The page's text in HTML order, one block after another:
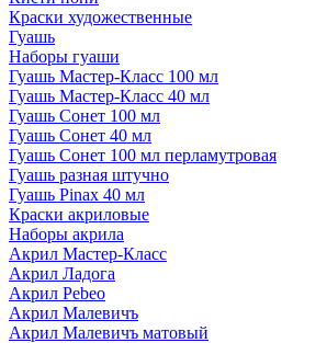
Краски художественные
Гуашь
Наборы гуаши
Гуашь Мастер-Класс 100 мл
Гуашь Мастер-Класс 40 мл
Гуашь Сонет 100 мл
Гуашь Сонет 40 мл
Гуашь Сонет 100 мл перламутровая
Гуашь разная штучно
Гуашь Pinax 40 мл
Краски акриловые
Наборы акрила
Акрил Мастер-Класс
Акрил Ладога
Акрил Pebeo
Акрил Малевичъ
Акрил Малевичъ матовый